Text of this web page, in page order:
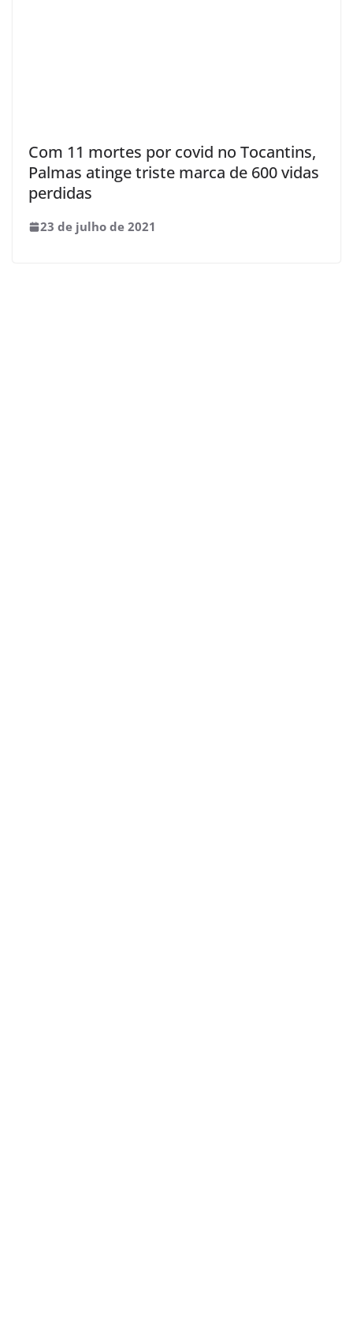
Com 11 mortes por covid no Tocantins,
Palmas atinge triste marca de 600 vidas
perdidas
23 de julho de 2021